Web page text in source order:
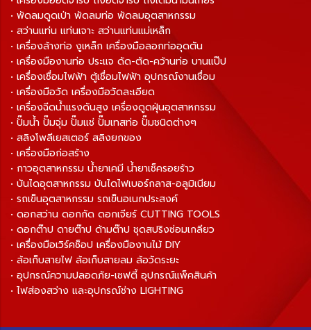
• พัดลมดูดเป่า พัดลมท่อ พัดลมอุตสาหกรรม
• สว่านแท่น แท่นเจาะ สว่านแท่นแม่เหล็ก
• เครื่องล้างท่อ งูเหล็ก เครื่องมือลอกท่ออุดตัน
• เครื่องมืองานท่อ ประแจ ดัด-ตัด-คว้านท่อ บานแป๊ป
• เครื่องเชื่อมไฟฟ้า ตู้เชื่อมไฟฟ้า อุปกรณ์งานเชื่อม
• เครื่องมือวัด เครื่องมือวัดละเอียด
• เครื่องฉีดน้ำแรงดันสูง เครื่องดูดฝุ่นอุตสาหกรรม
• ปั๊มน้ำ ปั๊มจุ่ม ปั๊มแช่ ปั๊มเทสท่อ ปั๊มชนิดต่างๆ
• สลิงโพลีเยสเตอร์ สลิงยกของ
• เครื่องมือก่อสร้าง
• กาวอุตสาหกรรม น้ำยาเคมี น้ำยาเช็ครอยร้าว
• บันไดอุตสาหกรรม บันไดไฟเบอร์กลาส-อลูมิเนียม
• รถเข็นอุตสาหกรรม รถเข็นอเนกประสงค์
• ดอกสว่าน ดอกกัด ดอกเจียร์ CUTTING TOOLS
• ดอกต๊าป ดายต๊าป ด้ามต๊าป ชุดสปริงซ่อมเกลียว
• เครื่องมือเวิร์คช็อป เครื่องมืองานไม้ DIY
• ล้อเก็บสายไฟ ล้อเก็บสายลม ล้อวัดระยะ
• อุปกรณ์ความปลอดภัย-เซฟตี้ อุปกรณ์แพ็คสินค้า
• ไฟส่องสว่าง และอุปกรณ์ช่าง LIGHTING